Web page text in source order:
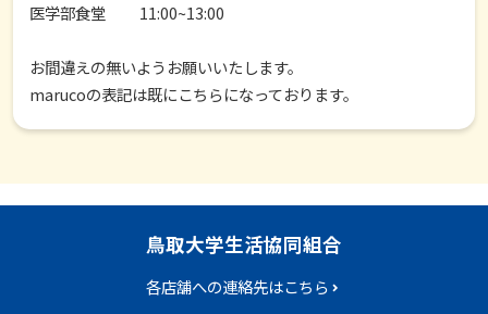
医学部食堂 11:00~13:00
お間違えの無いようお願いいたします。
marucoの表記は既にこちらになっております。
鳥取大学生活協同組合
各店舗への連絡先はこちら